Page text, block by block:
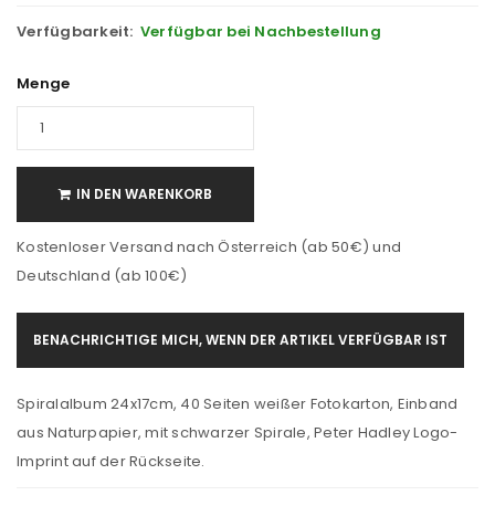
Verfügbarkeit: Verfügbar bei Nachbestellung
Menge
IN DEN WARENKORB
Kostenloser Versand nach Österreich (ab 50€) und
Deutschland (ab 100€)
BENACHRICHTIGE MICH, WENN DER ARTIKEL VERFÜGBAR IST
Spiralalbum 24x17cm, 40 Seiten weißer Fotokarton, Einband
aus Naturpapier, mit schwarzer Spirale, Peter Hadley Logo-
Imprint auf der Rückseite.